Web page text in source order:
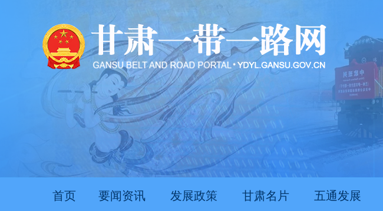
推动经济持续向
首页 要闻资讯 发展政策 甘肃名片 五通发展